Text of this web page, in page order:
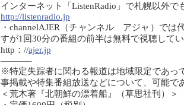
インターネット「ListenRadio」で札幌以外
http://listenradio.jp
・channelAJER（チャンネル アジャ）では
すが1回30分の番組の前半は無料で視聴して
http：//ajer.jp
———–
※特定失踪者に関わる報道は地域限定であっ
事掲載や特集番組放送などについて、可能で
＜荒木著『北朝鮮の漂着船』（草思社刊）＞